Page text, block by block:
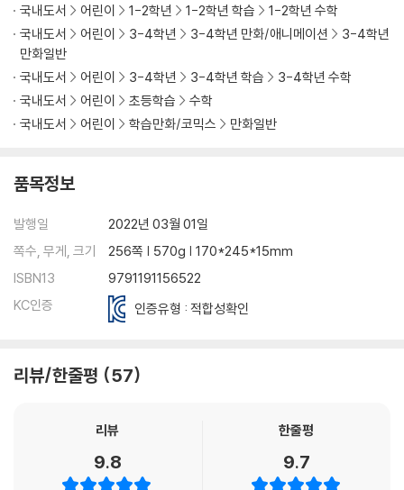
국내도서
어린이 1-2학년 1-2학년 학습
1-2학년 수학
국내도서
어린이 3-4학년 3-4학년 만화/애니메이션
3-4학년
만화일반
국내도서
어린이 3-4학년 3-4학년 학습
3-4학년 수학
국내도서
어린이 초등학습
수학
국내도서
어린이 학습만화/코믹스 만화일반
품목정보
발행일
2022년 03월 01일
쪽수, 무게, 크기
256쪽 | 570g | 170*245*15mm
ISBN13
9791191156522
KC인증
인증유형 : 적합성확인
리뷰/한줄평 57
리뷰
9.8
한줄평
9.7